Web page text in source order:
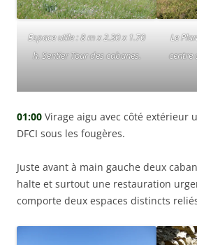
Espace utile : 8 m x 2.30 x 1.70
h. Sentier Tour des cabanes.
Le
centre
01:00 Virage aigu avec côté extérieur
DFCI sous les fougères.
Juste avant à main gauche deux
halte et surtout une restauration
comporte deux espaces distincts